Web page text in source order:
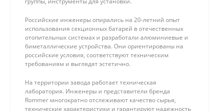
Российские инженеры опирались на 20-летний опыт
использования секционных батарей в отечественных
отопительных системах и разработали алюминиевые и
биметаллические устройства. Они ориентированы на
российские условия, соответствуют техническим
требованиям и выглядят эстетично.
На территории завода работает техническая
лаборатория. Инженеры и представители бренда
Rommer многократно отслеживают качество сырья,
технические характеристики и гарантируют надежность